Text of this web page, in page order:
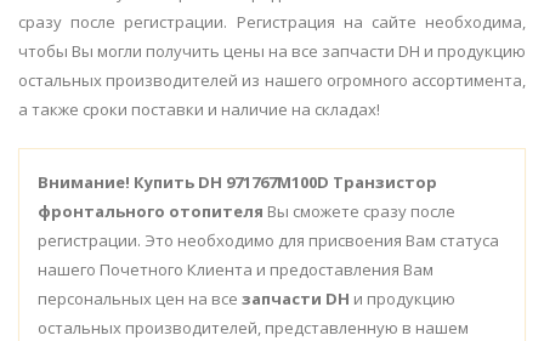
сразу после регистрации. Регистрация на сайте необходима,
чтобы Вы могли получить цены на все запчасти DH и продукцию
остальных производителей из нашего огромного ассортимента,
а также сроки поставки и наличие на складах!
Внимание! Купить DH 971767M100D Транзистор
фронтального отопителя Вы сможете сразу после
регистрации. Это необходимо для присвоения Вам статуса
нашего Почетного Клиента и предоставления Вам
персональных цен на все запчасти DH и продукцию
остальных производителей, представленную в нашем